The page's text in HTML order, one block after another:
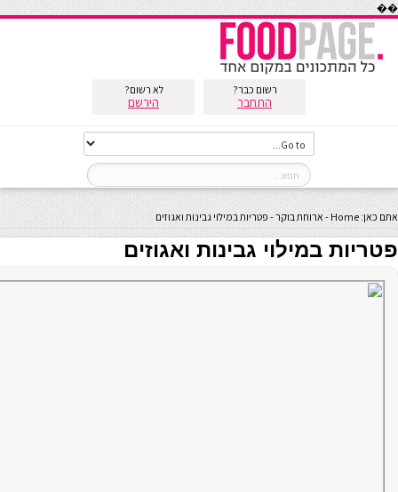
��
רשום כבר?
התחבר
לא רשום?
הירשם
אתם כאן: Home
- ארוחת בוקר- פטריות במילוי גבינות ואגוזים
פטריות במילוי גבינות ואגוזים